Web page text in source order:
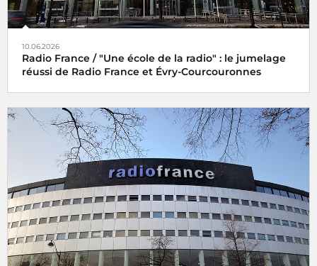
10.06.2026
Radio France / "Une école de la radio" : le jumelage
réussi de Radio France et Évry-Courcouronnes